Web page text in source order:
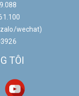
wechat)
TÔI